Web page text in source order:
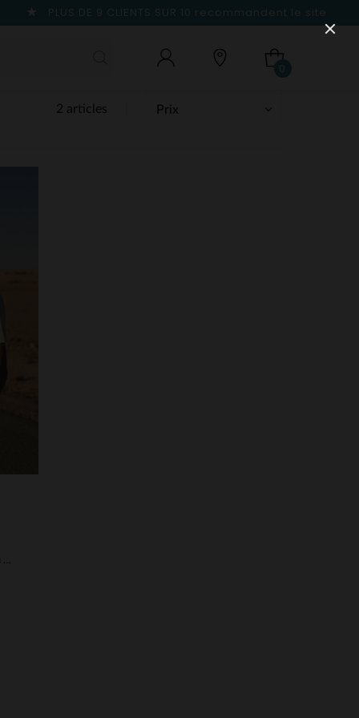
PLUS DE 9 CLIENTS SUR 10 recommandent le site
0
2 articles
Chemise manches courtes écru avec poches poitrine